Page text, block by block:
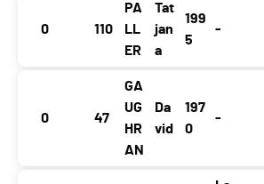
0 110
PA
LL
ER
Tat
jan
a
199
5
-
0 47
GA
UG
HR
AN
Da
vid
197
0
-